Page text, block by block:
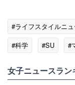
#ライフスタイルニ
#科学
#SU #
女子ニュースラン